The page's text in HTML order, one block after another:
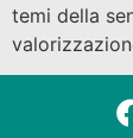
temi della